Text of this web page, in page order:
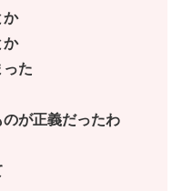
か
か
た
が正義だったわ